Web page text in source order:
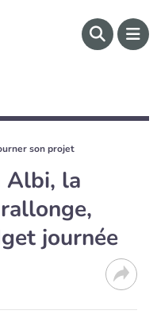
son projet
Albi, la
journée